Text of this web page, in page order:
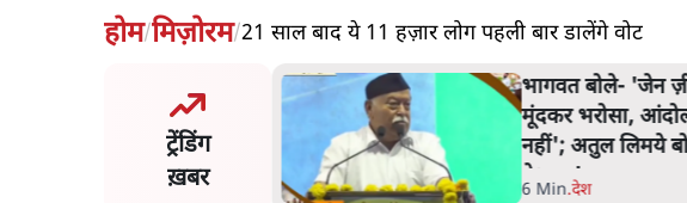
होम/मिज़ोरम/21 साल बाद ये 11 हज़ार लोग पहली बार डालेंगे वोट
ट्रेंडिंग
ख़बर
भागवत बोले- 'जेन ज़ी पर आँख
मूंदकर भरोसा, आंदोलन देश-विरोधी
नहीं'; अतुल लिमये बोले थे- 'एंटी
नेशनल'
6 Min.देश